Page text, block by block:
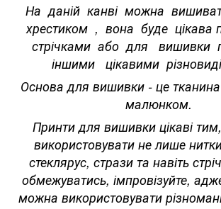
На даній канві можна
хрестиком , вона буде цікава
стрічками або для вишивки
іншими цікавими
Основа для вишивки - це
малюнком.
Принти для вишивки цікаві
використовувати не лише
стеклярус, стрази та навіть
обмежуватись, імпровізуйте,
можна використовувати